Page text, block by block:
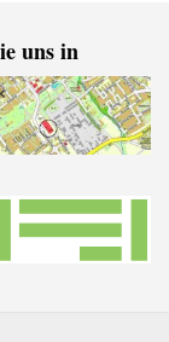
uns in